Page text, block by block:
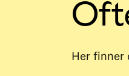
Her finner